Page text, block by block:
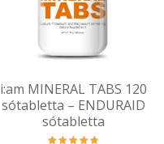
i:am MINERAL TABS 120
sótabletta – ENDURAID
sótabletta